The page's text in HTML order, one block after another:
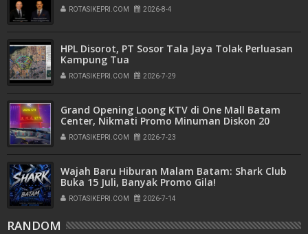
ROTASIKEPRI.COM 2026-8-4
HPL Disorot, PT Sosor Tala Jaya Tolak Perluasan
Kampung Tua
ROTASIKEPRI.COM 2026-7-29
Grand Opening Loong KTV di One Mall Batam
Center, Nikmati Promo Minuman Diskon 20
Persen
ROTASIKEPRI.COM 2026-7-23
Wajah Baru Hiburan Malam Batam: Shark Club
Buka 15 Juli, Banyak Promo Gila!
ROTASIKEPRI.COM 2026-7-14
RANDOM